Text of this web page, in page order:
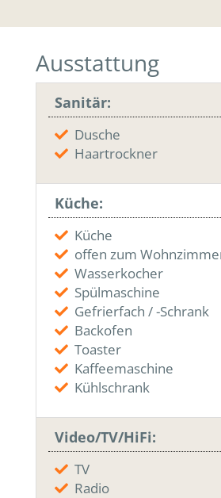
Ausstattung
Sanitär:
Dusche
Haartrockner
Küche:
Küche
offen zum
Wasserkocher
Spülmaschine
Gefrierfach / -Schrank
Backofen
Toaster
Kaffeemaschine
Kühlschrank
Video/TV/HiFi:
TV
Radio